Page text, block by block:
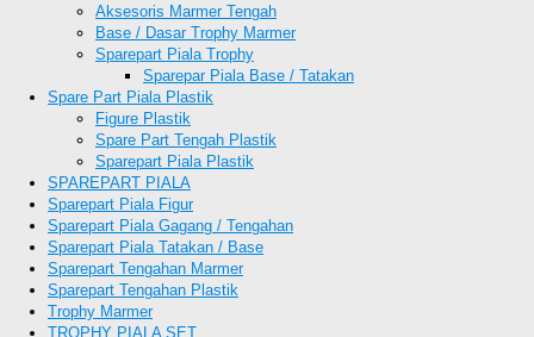
Aksesoris Marmer Tengah
Base / Dasar Trophy Marmer
Sparepart Piala Trophy
Sparepar Piala Base / Tatakan
Spare Part Piala Plastik
Figure Plastik
Spare Part Tengah Plastik
Sparepart Piala Plastik
SPAREPART PIALA
Sparepart Piala Figur
Sparepart Piala Gagang / Tengahan
Sparepart Piala Tatakan / Base
Sparepart Tengahan Marmer
Sparepart Tengahan Plastik
Trophy Marmer
TROPHY PIALA SET